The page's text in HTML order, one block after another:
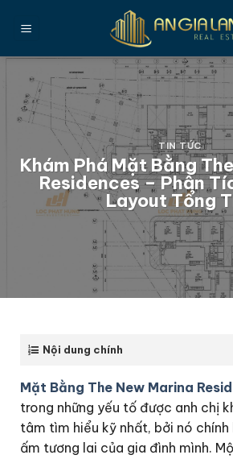
qua
TIN TỨC
Khám Phá Mặt Bằng
Residences – Phân
Layout Tổng
Nội dung chính
Mặt Bằng The New Marina
trong những yếu tố được anh chị
tâm tìm hiểu kỹ nhất, bởi nó
ấm tương lai của gia đình mình.